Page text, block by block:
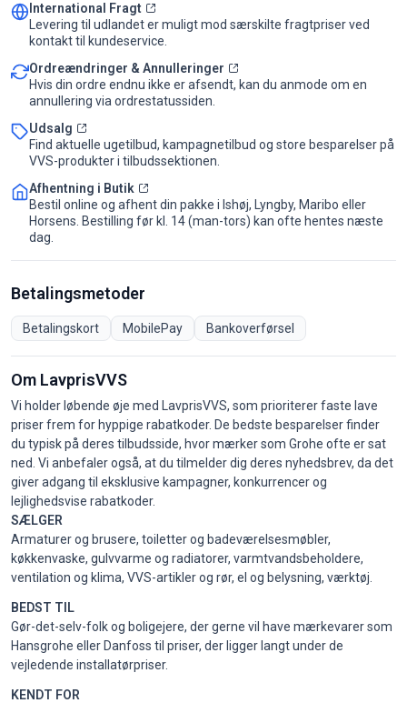
International Fragt
Levering til udlandet er muligt mod særskilte fragtpriser ved
kontakt til kundeservice.
Ordreændringer & Annulleringer
Hvis din ordre endnu ikke er afsendt, kan du anmode om en
annullering via ordrestatussiden.
Udsalg
Find aktuelle ugetilbud, kampagnetilbud og store besparelser på
VVS-produkter i tilbudssektionen.
Afhentning i Butik
Bestil online og afhent din pakke i Ishøj, Lyngby, Maribo eller
Horsens. Bestilling før kl. 14 (man-tors) kan ofte hentes næste
dag.
Betalingsmetoder
Betalingskort MobilePay Bankoverførsel
Om LavprisVVS
Vi holder løbende øje med LavprisVVS, som prioriterer faste lave
priser frem for hyppige rabatkoder. De bedste besparelser finder
du typisk på deres tilbudsside, hvor mærker som Grohe ofte er sat
ned. Vi anbefaler også, at du tilmelder dig deres nyhedsbrev, da det
giver adgang til eksklusive kampagner, konkurrencer og
lejlighedsvise rabatkoder.
SÆLGER
Armaturer og brusere, toiletter og badeværelsesmøbler,
køkkenvaske, gulvvarme og radiatorer, varmtvandsbeholdere,
ventilation og klima, VVS-artikler og rør, el og belysning, værktøj.
BEDST TIL
Gør-det-selv-folk og boligejere, der gerne vil have mærkevarer som
Hansgrohe eller Danfoss til priser, der ligger langt under de
vejledende installatørpriser.
KENDT FOR